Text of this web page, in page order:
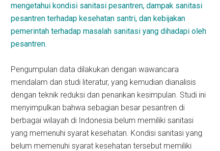
mengetahui kondisi sanitasi pesantren, dampak sanitasi
pesantren terhadap kesehatan santri, dan kebijakan
pemerintah terhadap masalah sanitasi yang dihadapi oleh
pesantren.
Pengumpulan data dilakukan dengan wawancara
mendalam dan studi literatur, yang kemudian dianalisis
dengan teknik reduksi dan penarikan kesimpulan. Studi ini
menyimpulkan bahwa sebagian besar pesantren di
berbagai wilayah di Indonesia belum memiliki sanitasi
yang memenuhi syarat kesehatan. Kondisi sanitasi yang
belum memenuhi syarat kesehatan tersebut memiliki